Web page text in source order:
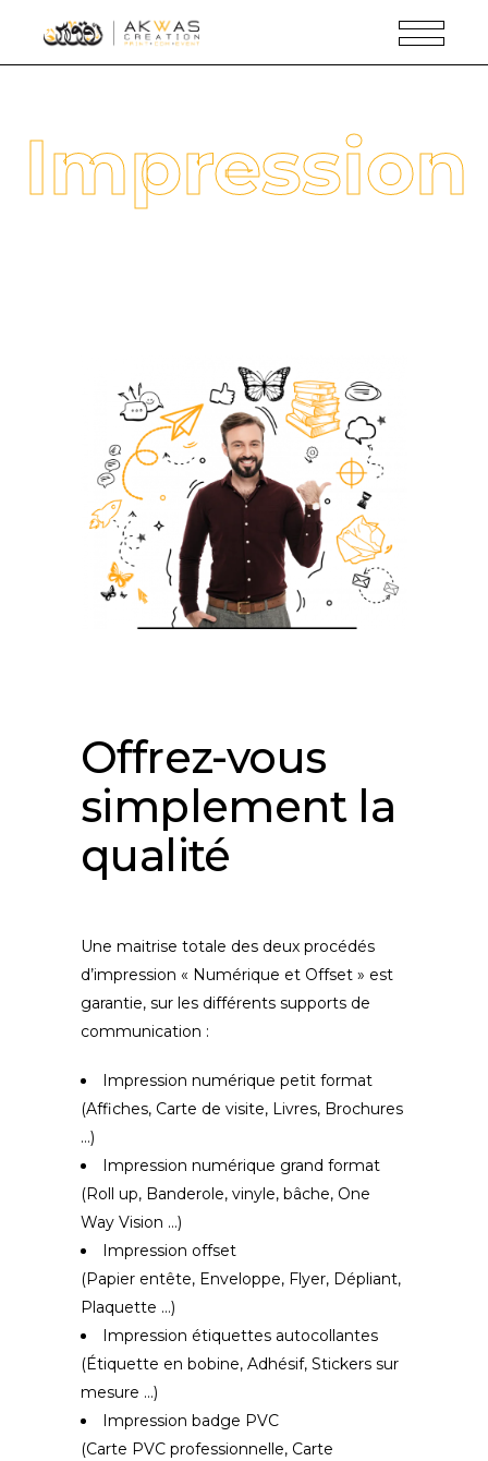
Offrez-vous
simplement la
qualité
Une maitrise totale des deux procédés
d’impression « Numérique et Offset » est
garantie, sur les différents supports de
communication :
Impression numérique petit format
(Affiches, Carte de visite, Livres, Brochures
…)
Impression numérique grand format
(Roll up, Banderole, vinyle, bâche, One
Way Vision …)
Impression offset
(Papier entête, Enveloppe, Flyer, Dépliant,
Plaquette …)
Impression étiquettes autocollantes
(Étiquette en bobine, Adhésif, Stickers sur
mesure …)
Impression badge PVC
(Carte PVC professionnelle, Carte